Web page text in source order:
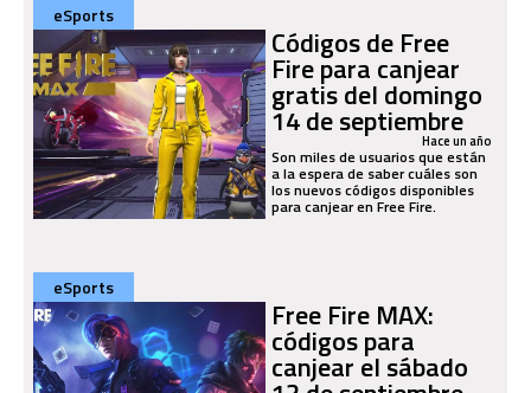
eSports
Códigos de Free
Fire para canjear
gratis del domingo
14 de septiembre
Hace un año
Son miles de usuarios que están
a la espera de saber cuáles son
los nuevos códigos disponibles
para canjear en Free Fire.
eSports
Free Fire MAX:
códigos para
canjear el sábado